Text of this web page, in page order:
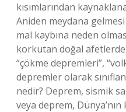
kısımlarından
Aniden meydana
mal kaybına neden
korkutan doğal
“çökme depremleri”,
depremler olarak
nedir? Deprem, sismik
veya deprem,